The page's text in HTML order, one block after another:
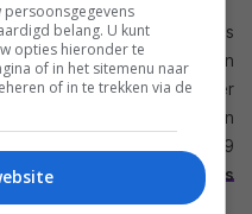
het komend jaar iets anders
gaat het merk mee in
ook dat de consument hier
te betalen. Niet alleen
3D TV’s, maar ook de 21:9
mogelijkheid.
Lees
persoonsgegevens
belang. U kunt
opties hieronder te
of in het sitemenu naar
of in te trekken via de